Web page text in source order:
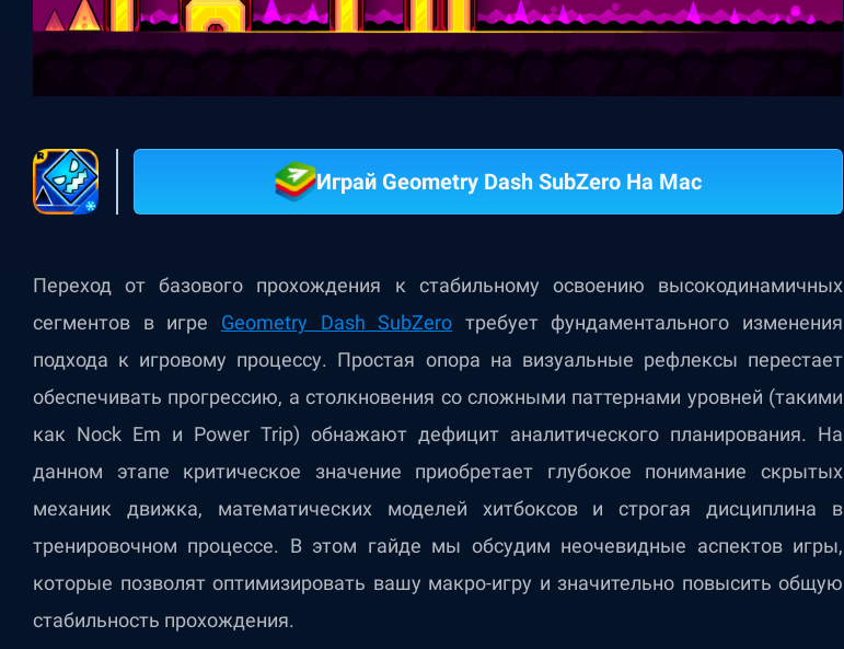
Играй Geometry Dash SubZero На Mac
Переход от базового прохождения к стабильному освоению высокодинамичных
сегментов в игре Geometry Dash SubZero требует фундаментального изменения
подхода к игровому процессу. Простая опора на визуальные рефлексы перестает
обеспечивать прогрессию, а столкновения со сложными паттернами уровней (такими
как Nock Em и Power Trip) обнажают дефицит аналитического планирования. На
данном этапе критическое значение приобретает глубокое понимание скрытых
механик движка, математических моделей хитбоксов и строгая дисциплина в
тренировочном процессе. В этом гайде мы обсудим неочевидные аспектов игры,
которые позволят оптимизировать вашу макро-игру и значительно повысить общую
стабильность прохождения.